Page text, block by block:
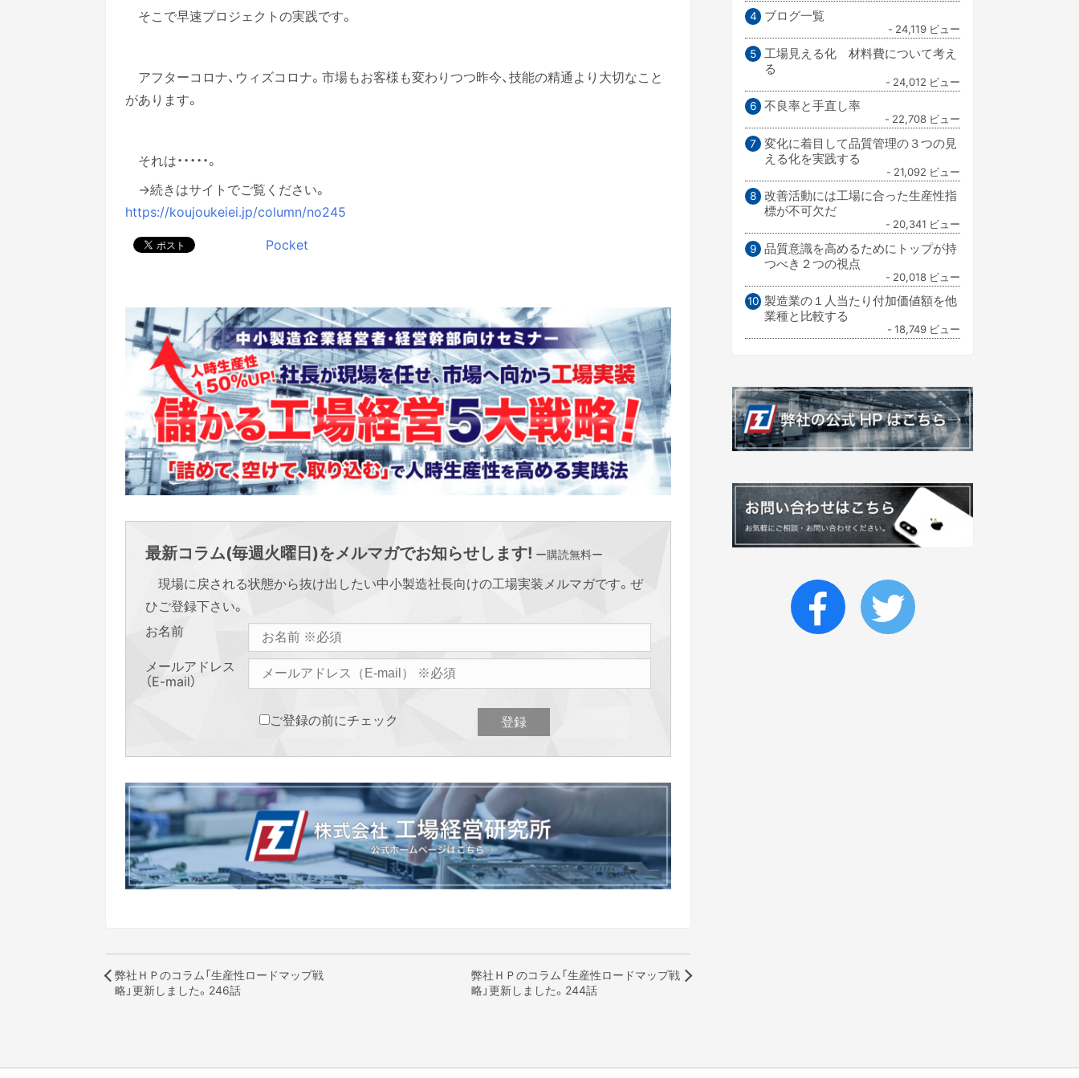
そこで早速プロジェクトの実践です。
アフターコロナ、ウィズコロナ。市場もお客様も変わりつつ昨今、技能の精通より大切なこと
があります。
それは・・・・・。
→続きはサイトでご覧ください。
https://koujoukeiei.jp/column/no245
Pocket
最新コラム(毎週火曜日)をメルマガでお知らせします! ー購読無料ー
現場に戻される状態から抜け出したい中小製造社長向けの工場実装メルマガです。ぜ
ひご登録下さい。
お名前
メールアドレス
（E-mail）
ご登録の前にチェック
弊社ＨＰのコラム「生産性ロードマップ戦
略」更新しました。244話
弊社ＨＰのコラム「生産性ロードマップ戦
略」更新しました。246話
ブログ一覧
- 24,119 ビュー
工場見える化 材料費について考え
る
- 24,012 ビュー
不良率と手直し率
- 22,708 ビュー
変化に着目して品質管理の３つの見
える化を実践する
- 21,092 ビュー
改善活動には工場に合った生産性指
標が不可欠だ
- 20,341 ビュー
品質意識を高めるためにトップが持
つべき２つの視点
- 20,018 ビュー
製造業の１人当たり付加価値額を他
業種と比較する
- 18,749 ビュー